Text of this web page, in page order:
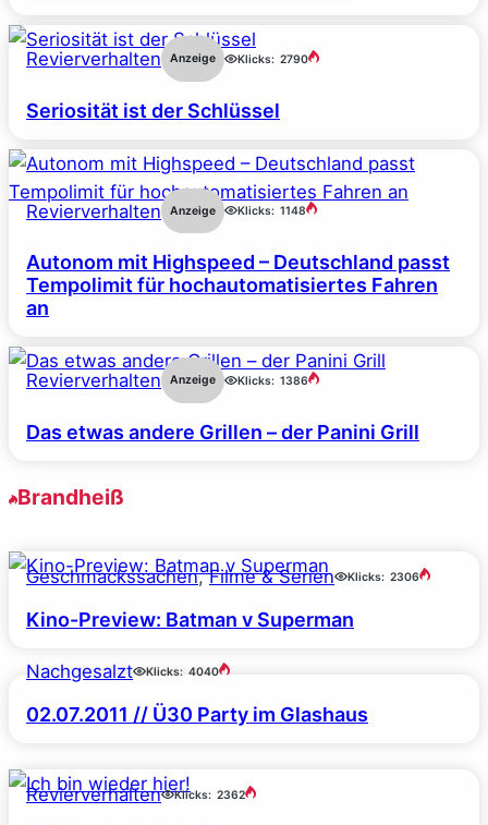
Revierverhalten Anzeige Klicks: 2790
Seriosität ist der Schlüssel
Revierverhalten Anzeige Klicks: 1148
Autonom mit Highspeed – Deutschland passt
Tempolimit für hochautomatisiertes Fahren
an
Revierverhalten Anzeige Klicks: 1386
Das etwas andere Grillen – der Panini Grill
Brandheiß
Geschmackssachen, Filme & Serien Klicks: 2306
Kino-Preview: Batman v Superman
Nachgesalzt Klicks: 4040
02.07.2011 // Ü30 Party im Glashaus
Revierverhalten Klicks: 2362